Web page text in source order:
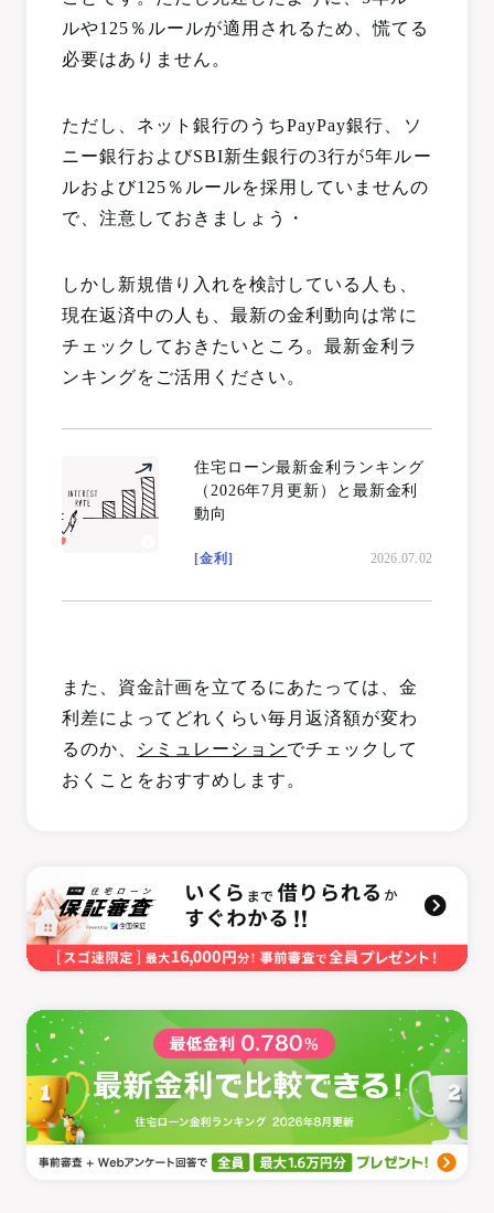
ルや125％ルールが適用されるため、慌てる
必要はありません。
ただし、ネット銀行のうちPayPay銀行、ソ
ニー銀行およびSBI新生銀行の3行が5年ルー
ルおよび125％ルールを採用していませんの
で、注意しておきましょう・
しかし新規借り入れを検討している人も、
現在返済中の人も、最新の金利動向は常に
チェックしておきたいところ。最新金利ラ
ンキングをご活用ください。
住宅ローン最新金利ランキング
（2026年7月更新）と最新金利
動向
[金利] 2026.07.02
また、資金計画を立てるにあたっては、金
利差によってどれくらい毎月返済額が変わ
るのか、
シミュレーションでチェックして
おくことをおすすめします。